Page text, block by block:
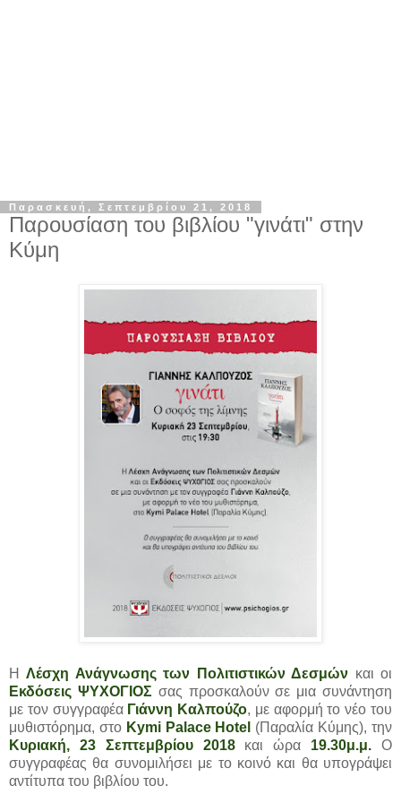
Παρασκευή, Σεπτεμβρίου 21, 2018
Παρουσίαση του βιβλίου "γινάτι" στην
Κύμη
ΗΛέσχη Ανάγνωσης των Πολιτιστικών Δεσμών και οι
Εκδόσεις ΨΥΧΟΓΙΟΣσας προσκαλούν σε μια συνάντηση
με τον συγγραφέα Γιάννη Καλπούζο, με αφορμή το νέο του
μυθιστόρημα, στο Kymi Palace Hotel (Παραλία Κύμης), την
Κυριακή, 23 Σεπτεμβρίου 2018 και ώρα 19.30μ.μ.Ο
συγγραφέας θα συνομιλήσει με το κοινό και θα υπογράψει
αντίτυπα του βιβλίου του.